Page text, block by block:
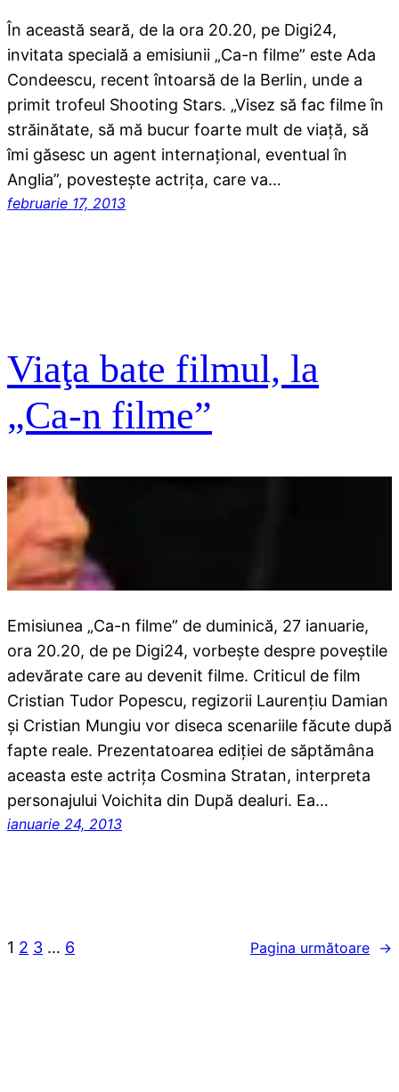
În această seară, de la ora 20.20, pe Digi24,
invitata specială a emisiunii „Ca-n filme” este Ada
Condeescu, recent întoarsă de la Berlin, unde a
primit trofeul Shooting Stars. „Visez să fac filme în
străinătate, să mă bucur foarte mult de viaţă, să
îmi găsesc un agent internaţional, eventual în
Anglia”, povesteşte actriţa, care va…
februarie 17, 2013
Viaţa bate filmul, la
„Ca-n filme”
Emisiunea „Ca-n filme” de duminică, 27 ianuarie,
ora 20.20, de pe Digi24, vorbeşte despre poveştile
adevărate care au devenit filme. Criticul de film
Cristian Tudor Popescu, regizorii Laurenţiu Damian
şi Cristian Mungiu vor diseca scenariile făcute după
fapte reale. Prezentatoarea ediţiei de săptămâna
aceasta este actriţa Cosmina Stratan, interpreta
personajului Voichita din După dealuri. Ea…
ianuarie 24, 2013
1 2 3 … 6 Pagina următoare →